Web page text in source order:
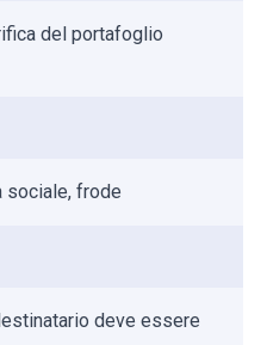
del portafoglio
sociale, frode
deve essere